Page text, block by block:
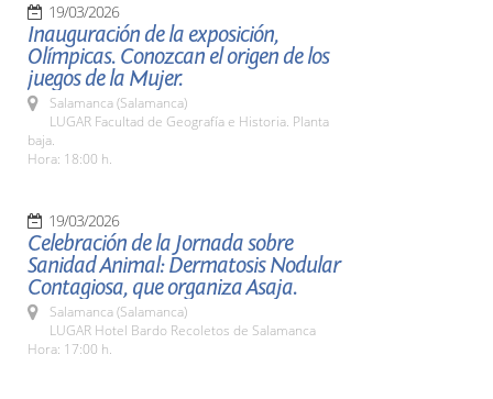
19/03/2026
Inauguración de la exposición,
Olímpicas. Conozcan el origen de los
juegos de la Mujer.
Salamanca (Salamanca)
LUGAR Facultad de Geografía e Historia. Planta
baja.
Hora: 18:00 h.
19/03/2026
Celebración de la Jornada sobre
Sanidad Animal: Dermatosis Nodular
Contagiosa, que organiza Asaja.
Salamanca (Salamanca)
LUGAR Hotel Bardo Recoletos de Salamanca
Hora: 17:00 h.